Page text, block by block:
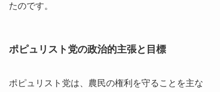
たのです。
ポピュリスト党の政治的主張と目標
ポピュリスト党は、農民の権利を守ることを主な